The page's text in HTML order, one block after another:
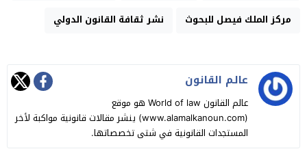
مركز الملك فيصل للبحوث
نشر ثقافة القانون الدولي
عالـم القانون
عالم القانون World of law هو موقع
(www.alamalkanoun.com) ينشر مقالات قانونية مواكبة لأخر
المستجدات القانونية في شتى تخصصاتها.